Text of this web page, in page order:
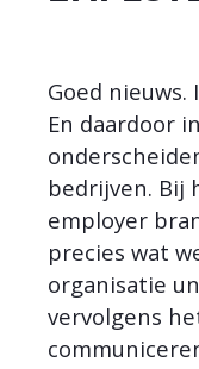
Goed
En daardoor
bedrijven. Bij
employer
precies wat
organisatie
vervolgens